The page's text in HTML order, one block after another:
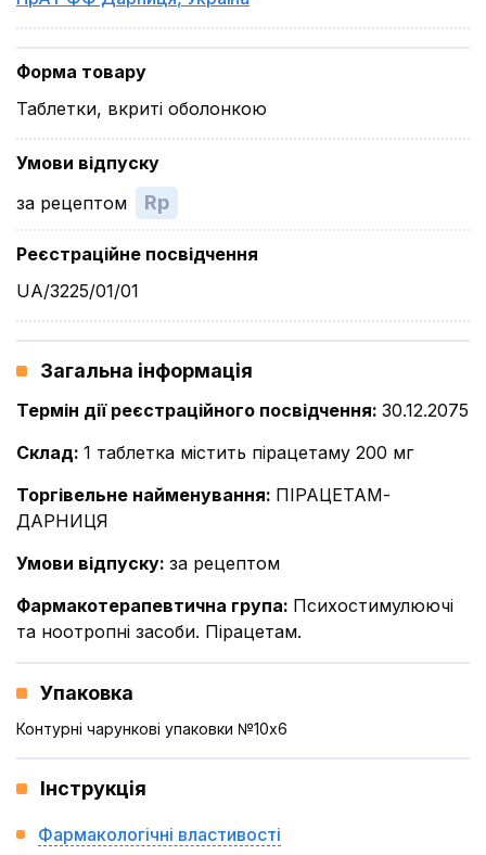
Форма товару
Таблетки, вкриті оболонкою
Умови відпуску
за рецептом
Rp
Реєстраційне посвідчення
UA/3225/01/01
Загальна інформація
Термін дії реєстраційного посвідчення: 30.12.2075
Склад: 1 таблетка містить пірацетаму 200 мг
Торгівельне найменування: ПІРАЦЕТАМ-
ДАРНИЦЯ
Умови відпуску: за рецептом
Фармакотерапевтична група: Психостимулюючі
та ноотропні засоби. Пірацетам.
Упаковка
Контурні чарункові упаковки №10x6
Інструкція
Фармакологічні властивості